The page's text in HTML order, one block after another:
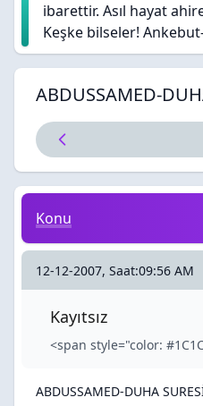
ibarettir. Asıl hayat
Keşke bilseler!
ABDUSSAMED-
ABDUSSAMED-DUHA
Konu
12-12-2007, Saat:09:56 AM
Kayıtsız
ABDUSSAMED-DUHA